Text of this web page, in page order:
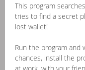
This program
tries to find a secret
lost wallet!
Run the program and
chances, install the